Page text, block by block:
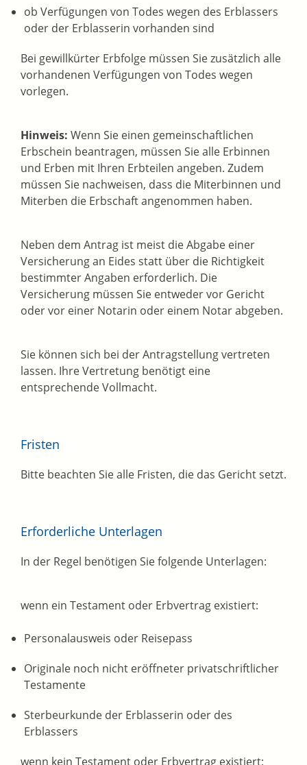
ob Verfügungen von Todes wegen des Erblassers
oder der Erblasserin vorhanden sind
Bei gewillkürter Erbfolge müssen Sie zusätzlich alle
vorhandenen Verfügungen von Todes wegen
vorlegen.
Hinweis: Wenn Sie einen gemeinschaftlichen
Erbschein beantragen, müssen Sie alle Erbinnen
und Erben mit Ihren Erbteilen angeben. Zudem
müssen Sie nachweisen, dass die Miterbinnen und
Miterben die Erbschaft angenommen haben.
Neben dem Antrag ist meist die Abgabe einer
Versicherung an Eides statt über die Richtigkeit
bestimmter Angaben erforderlich. Die
Versicherung müssen Sie entweder vor Gericht
oder vor einer Notarin oder einem Notar abgeben.
Sie können sich bei der Antragstellung vertreten
lassen. Ihre Vertretung benötigt eine
entsprechende Vollmacht.
Fristen
Bitte beachten Sie alle Fristen, die das Gericht setzt.
Erforderliche Unterlagen
In der Regel benötigen Sie folgende Unterlagen:
wenn ein Testament oder Erbvertrag existiert:
Personalausweis oder Reisepass
Originale noch nicht eröffneter privatschriftlicher
Testamente
Sterbeurkunde der Erblasserin oder des
Erblassers
wenn kein Testament oder Erbvertrag existiert: